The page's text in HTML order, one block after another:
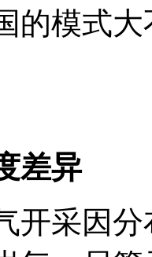
的模式
异
采因分